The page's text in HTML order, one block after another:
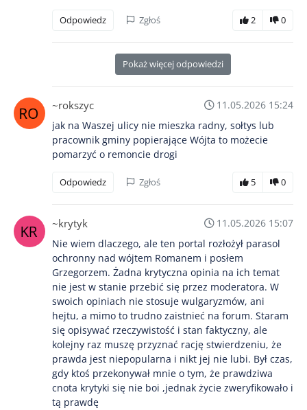
Odpowiedz Zgłoś 2 0
Pokaż więcej odpowiedzi
~rokszyc
11.05.2026 15:24
jak na Waszej ulicy nie mieszka radny, sołtys lub
pracownik gminy popierające Wójta to możecie
pomarzyć o remoncie drogi
Odpowiedz Zgłoś 5 0
~krytyk
11.05.2026 15:07
Nie wiem dlaczego, ale ten portal rozłożył parasol
ochronny nad wójtem Romanem i posłem
Grzegorzem. Żadna krytyczna opinia na ich temat
nie jest w stanie przebić się przez moderatora. W
swoich opiniach nie stosuje wulgaryzmów, ani
hejtu, a mimo to trudno zaistnieć na forum. Staram
się opisywać rzeczywistość i stan faktyczny, ale
kolejny raz muszę przyznać rację stwierdzeniu, że
prawda jest niepopularna i nikt jej nie lubi. Był czas,
gdy ktoś przekonywał mnie o tym, że prawdziwa
cnota krytyki się nie boi ,jednak życie zweryfikowało i
tą prawdę